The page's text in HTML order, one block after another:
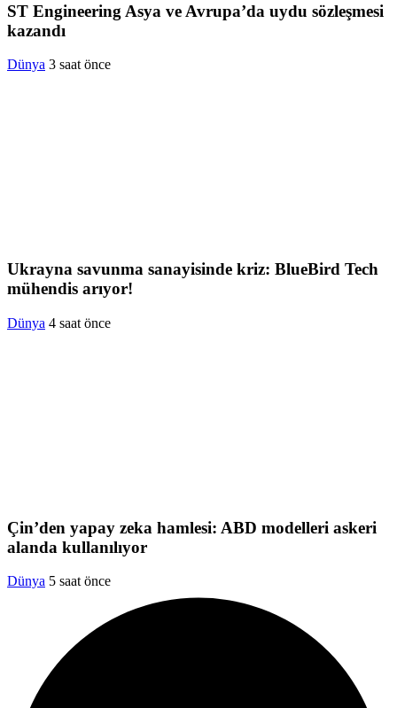
ST Engineering Asya ve Avrupa’da uydu sözleşmesi
kazandı
Dünya 3 saat önce
Ukrayna savunma sanayisinde kriz: BlueBird Tech
mühendis arıyor!
Dünya 4 saat önce
Çin’den yapay zeka hamlesi: ABD modelleri askeri
alanda kullanılıyor
Dünya 5 saat önce